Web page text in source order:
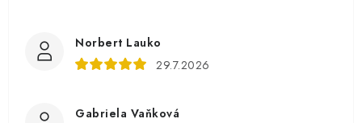
Norbert Lauko
29.7.2026
Gabriela Vaňková